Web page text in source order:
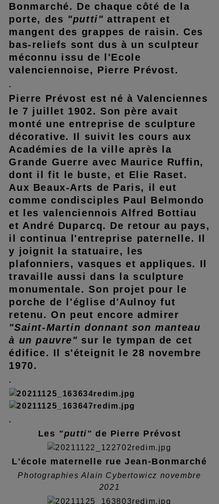
Bonmarché. De chaque côté de la
porte, des "putti" attrapent et
mangent des grappes de raisin. Ces
bas-reliefs sont dus à un sculpteur
méconnu issu de l'Ecole
valenciennoise, Pierre Prévost.
.
Pierre Prévost est né à Valenciennes
le 7 juillet 1902. Son père avait
monté une entreprise de sculpture
décorative. Il suivit les cours aux
Académies de la ville après la
Grande Guerre avec Maurice Ruffin,
dont il fit le buste, et Elie Raset.
Aux Beaux-Arts de Paris, il eut
comme condisciples Paul Belmondo
et les valenciennois Alfred Bottiau
et André Duparcq. De retour au pays,
il continua l'entreprise paternelle. Il
y joignit la statuaire, les
plafonniers, vasques et appliques. Il
travaille aussi dans la sculpture
monumentale. Son projet pour le
porche de l'église d'Aulnoy fut
retenu. On peut encore admirer
"Saint-Martin donnant son manteau
à un pauvre" sur le tympan de cet
édifice. Il s'éteignit le 28 novembre
1970.
.
.
Les "putti" de Pierre Prévost
L'école maternelle rue Jean-Bonmarché
Photographies Alain Cybertowicz novembre
2021